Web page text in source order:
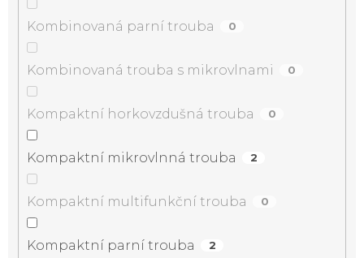
Kombinovaná parní trouba 0
Kombinovaná trouba s mikrovlnami 0
Kompaktní horkovzdušná trouba 0
Kompaktní mikrovlnná trouba 2
Kompaktní multifunkční trouba 0
Kompaktní parní trouba 2